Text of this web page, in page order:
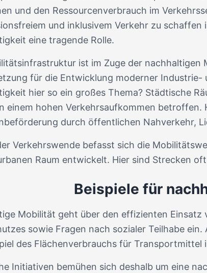
und den Ressourcenverbrauch im
und inklusivem Verkehr zu
eine tragende Rolle.
ist im Zuge der nachhaltigen
für die Entwicklung moderner
hier so ein großes Thema? Städtische
einem hohen Verkehrsaufkommen
durch öffentlichen Nahverkehr,
Verkehrswende befasst sich die
Raum entwickelt. Hier sind Strecken
Beispiele für
Mobilität geht über den effizienten
sowie Fragen nach sozialer Teilhabe
des Flächenverbrauchs für
Initiativen bemühen sich deshalb um eine